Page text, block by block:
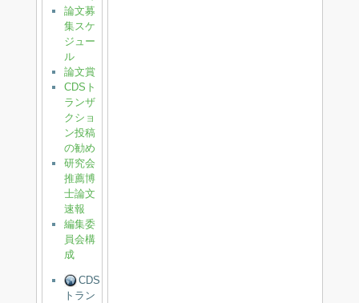
論文募
集スケ
ジュー
ル
論文賞
CDSト
ランザ
クショ
ン投稿
の勧め
研究会
推薦博
士論文
速報
編集委
員会構
成
CDS
トラン